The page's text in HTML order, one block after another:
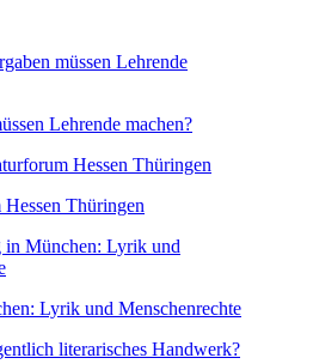
Lehrende machen?
Thüringen
Lyrik und Menschenrechte